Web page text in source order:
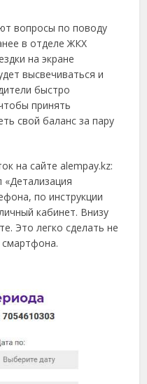
вопросы по поводу
в отделе ЖКХ
на экране
высвечиваться и
быстро
принять
свой баланс за пару
на сайте alempay.kz:
по инструкции
кабинет. Внизу
Это легко сделать не